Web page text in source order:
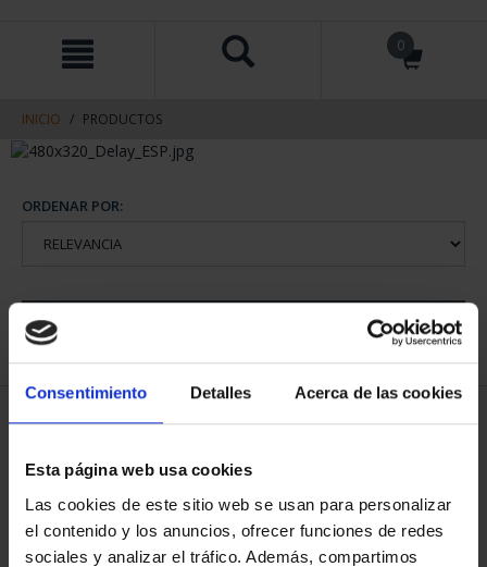
Consentimiento Detalles Acerca de las cookies
Esta página web usa cookies
Las cookies de este sitio web se usan para personalizar
el contenido y los anuncios, ofrecer funciones de redes
sociales y analizar el tráfico. Además, compartimos
contenido
navegacin
0
INICIO PRODUCTOS
ORDENAR POR:
1 Productos encontrados